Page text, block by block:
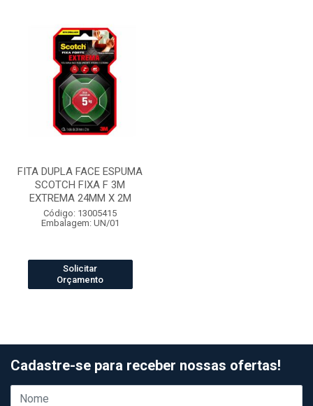
FITA DUPLA FACE ESPUMA
SCOTCH FIXA F 3M
EXTREMA 24MM X 2M
Código: 13005415
Embalagem: UN/01
Solicitar
Orçamento
Cadastre-se para receber nossas ofertas!